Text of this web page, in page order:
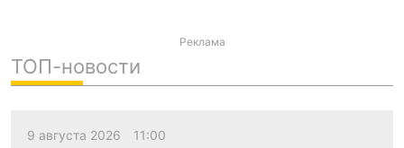
Реклама
ТОП-новости
9 августа 2026 11:00